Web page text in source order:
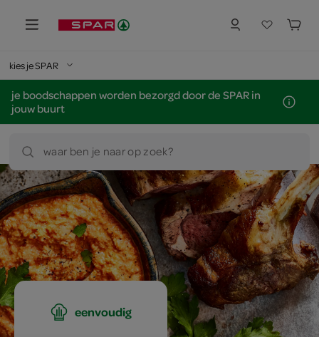
kies je SPAR
je boodschappen worden bezorgd door de SPAR in
jouw buurt
waar ben je naar op zoek?
eenvoudig